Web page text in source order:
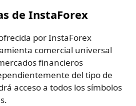
de InstaForex
por InstaForex
comercial universal
financieros
del tipo de
acceso a todos los símbolos